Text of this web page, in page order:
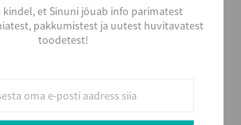
kindel, et Sinuni jõuab info parimatest
pakkumistest ja uutest huvitavatest
toodetest!